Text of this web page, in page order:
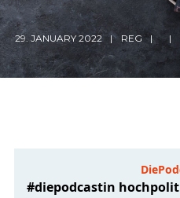
29. JANUARY 2022 REG